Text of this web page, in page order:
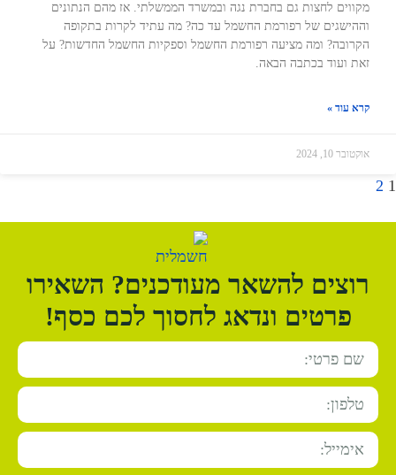
מקווים לחצות גם בחברת נגה ובמשרד הממשלתי. אז מהם הנתונים
וההישגים של רפורמת החשמל עד כה? מה עתיד לקרות בתקופה
הקרובה? ומה מציעה רפורמת החשמל וספקיות החשמל החדשות? על
זאת ועוד בכתבה הבאה.
קרא עוד »
אוקטובר 10, 2024
1
2
רוצים להשאר מעודכנים? השאירו
פרטים ונדאג לחסוך לכם כסף!